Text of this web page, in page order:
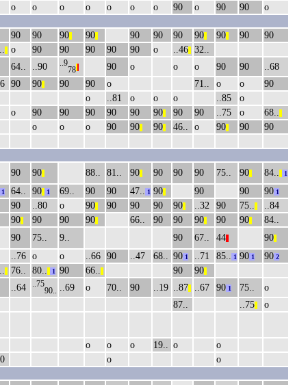
о о о о о о о 90 о 90 90 о
90 90 90 90 90 90 90 90 90 90
90
о 90 90 90 90 90 о ..46 32..
64.. ..90 ..9
78 90 о о о 90 90
..68
90 90 90 90 о 71.. о о
90
о ..81 о о о ..85
о
о 90 90 90 90 90 90 90 90 ..75 о 68..
о о о 90 90 90 46.. о 90 90
90
90 90 88.. 81.. 90 90 90 90 75.. 90 84.. 1
1 64.. 90 1 69.. 90 90 47.. 1 90 90 90 90 1
90 ..80 о 90 90 90 90 90 ..32 90 75..
..84
90 90 90 90 66.. 90 90 90 90 90
84..
90 75.. 9.. 90 67.. 44 90
..76 о о ..66 90 ..47 68.. 90 1 ..71 85.. 1 90 1 90 2
76.. 80.. 1 90 66.. 90 90
..64 ..75
90.. ..69 о 70.. 90 ..19 ..87 ..67 90 1 75..
о
87.. ..75
о
о о о 19.. о
о
о о